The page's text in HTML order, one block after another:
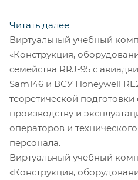
Читать далее
Виртуальный учебный
«Конструкция,
семейства RRJ-95 с
Sam146 и ВСУ Honeywell
теоретической
производству и
операторов и
персонала.
Виртуальный учебный
«Конструкция,